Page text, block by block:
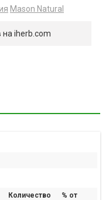
Mason Natural
на iherb.com
Количество
% от